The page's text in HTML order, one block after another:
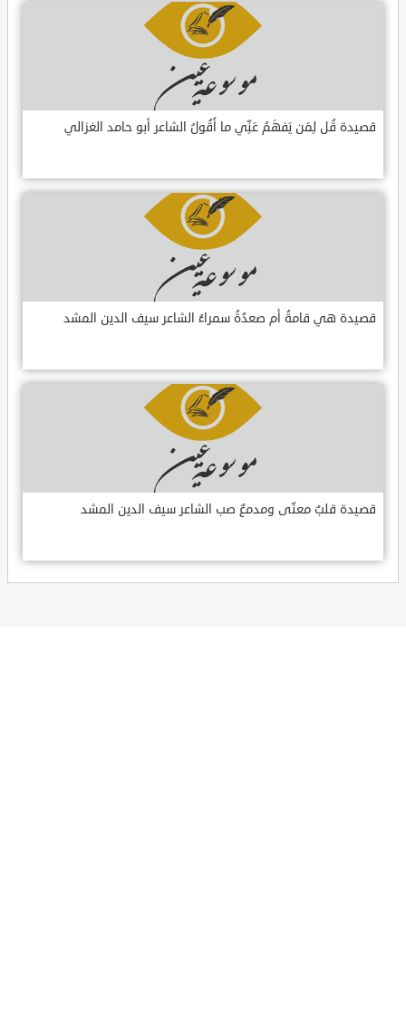
قصيدة قُل لِمَن يَفهَمُ عَنِّي ما أَقُولُ الشاعر أبو حامد الغزالي
قصيدة هي قامةُ أم صعدُةُ سمراءُ الشاعر سيف الدين المشد
قصيدة قلبٌ معنّى ومدمعٌ صب الشاعر سيف الدين المشد